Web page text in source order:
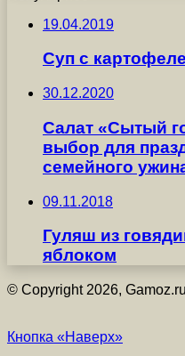
19.04.2019
Суп с
30.12.2020
Салат «Сытый
выбор для
семейного
09.11.2018
Гуляш из
яблоком
© Copyright 2026, Gamoz.ru
Кнопка «Наверх»